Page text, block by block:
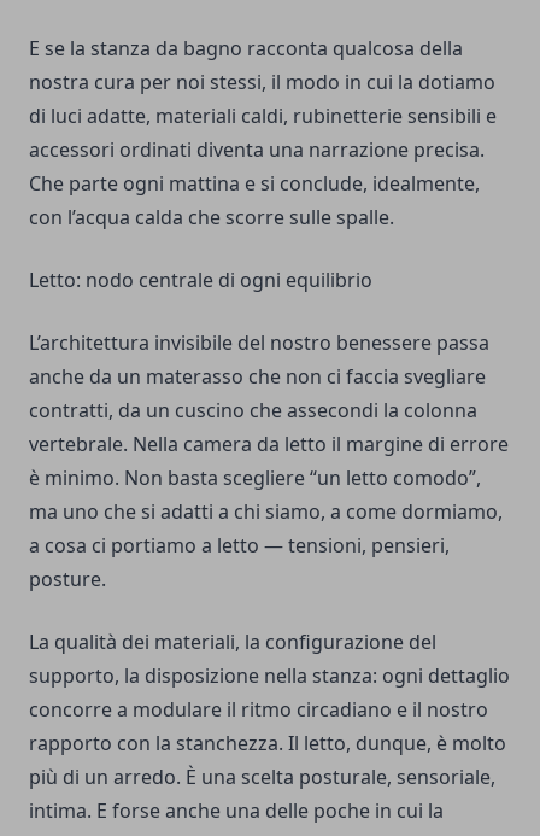
E se la stanza da bagno racconta qualcosa della
nostra cura per noi stessi, il modo in cui la dotiamo
di luci adatte, materiali caldi, rubinetterie sensibili e
accessori ordinati diventa una narrazione precisa.
Che parte ogni mattina e si conclude, idealmente,
con l’acqua calda che scorre sulle spalle.
Letto: nodo centrale di ogni equilibrio
L’architettura invisibile del nostro benessere passa
anche da un materasso che non ci faccia svegliare
contratti, da un cuscino che assecondi la colonna
vertebrale. Nella camera da letto il margine di errore
è minimo. Non basta scegliere “un letto comodo”,
ma uno che si adatti a chi siamo, a come dormiamo,
a cosa ci portiamo a letto — tensioni, pensieri,
posture.
La qualità dei materiali, la configurazione del
supporto, la disposizione nella stanza: ogni dettaglio
concorre a modulare il ritmo circadiano e il nostro
rapporto con la stanchezza. Il letto, dunque, è molto
più di un arredo. È una scelta posturale, sensoriale,
intima. E forse anche una delle poche in cui la